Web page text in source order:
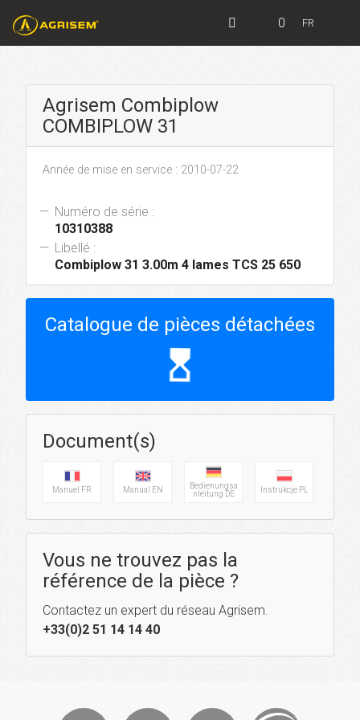
0 FR
Agrisem Combiplow
COMBIPLOW 31
Année de mise en service : 2010-07-22
Numéro de série :
10310388
Libellé :
Combiplow 31 3.00m 4 lames TCS 25 650
Catalogue de pièces détachées
hourglass_top
Document(s)
Manuel FR Manual EN
Bedienungsa
nleitung DE
Instrukcje PL
Vous ne trouvez pas la
référence de la pièce ?
Contactez un expert du réseau Agrisem.
+33(0)2 51 14 14 40